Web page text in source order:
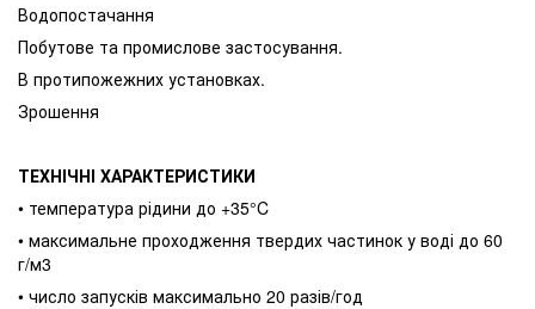
Водопостачання
Побутове та промислове застосування.
В протипожежних установках.
Зрошення
ТЕХНІЧНІ ХАРАКТЕРИСТИКИ
• температура рідини до +35°C
• максимальне проходження твердих частинок у воді до 60
г/м3
• число запусків максимально 20 разів/год